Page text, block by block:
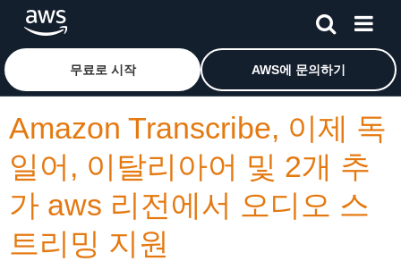
메인 콘텐츠로 건너뛰기Amazon Web Services 홈 페이지로 돌아가려면 여기를 클
무료로 시작 AWS에 문의하기
Amazon Transcribe, 이제 독
일어, 이탈리아어 및 2개 추
가 aws 리전에서 오디오 스
트리밍 지원